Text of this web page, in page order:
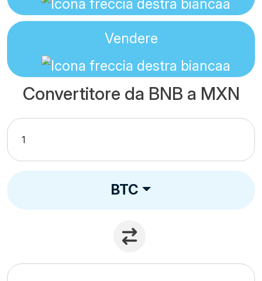
Vendere
Convertitore da BNB a MXN
BTC